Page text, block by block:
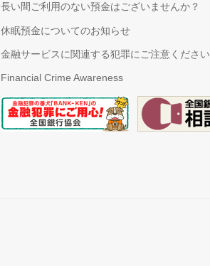
長い間ご利用のない預金はございませんか？
休眠預金についてのお知らせ
金融サービスに関連する犯罪にご注意ください
Financial Crime Awareness